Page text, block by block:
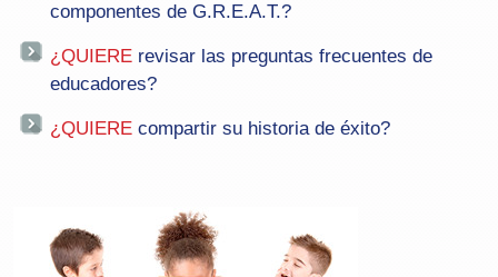
componentes de G.R.E.A.T.?
¿QUIERE revisar las preguntas frecuentes de
educadores?
¿QUIERE compartir su historia de éxito?